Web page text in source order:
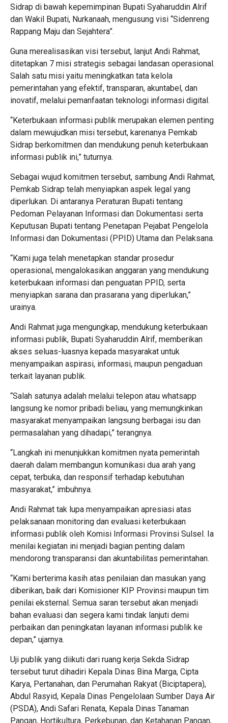
Sidrap di bawah kepemimpinan Bupati Syaharuddin Alrif
dan Wakil Bupati, Nurkanaah, mengusung visi “Sidenreng
Rappang Maju dan Sejahtera”.
Guna merealisasikan visi tersebut, lanjut Andi Rahmat,
ditetapkan 7 misi strategis sebagai landasan operasional.
Salah satu misi yaitu meningkatkan tata kelola
pemerintahan yang efektif, transparan, akuntabel, dan
inovatif, melalui pemanfaatan teknologi informasi digital.
“Keterbukaan informasi publik merupakan elemen penting
dalam mewujudkan misi tersebut, karenanya Pemkab
Sidrap berkomitmen dan mendukung penuh keterbukaan
informasi publik ini,” tuturnya.
Sebagai wujud komitmen tersebut, sambung Andi Rahmat,
Pemkab Sidrap telah menyiapkan aspek legal yang
diperlukan. Di antaranya Peraturan Bupati tentang
Pedoman Pelayanan Informasi dan Dokumentasi serta
Keputusan Bupati tentang Penetapan Pejabat Pengelola
Informasi dan Dokumentasi (PPID) Utama dan Pelaksana.
“Kami juga telah menetapkan standar prosedur
operasional, mengalokasikan anggaran yang mendukung
keterbukaan informasi dan penguatan PPID, serta
menyiapkan sarana dan prasarana yang diperlukan,”
urainya.
Andi Rahmat juga mengungkap, mendukung keterbukaan
informasi publik, Bupati Syaharuddin Alrif, memberikan
akses seluas-luasnya kepada masyarakat untuk
menyampaikan aspirasi, informasi, maupun pengaduan
terkait layanan publik.
“Salah satunya adalah melalui telepon atau whatsapp
langsung ke nomor pribadi beliau, yang memungkinkan
masyarakat menyampaikan langsung berbagai isu dan
permasalahan yang dihadapi,” terangnya.
“Langkah ini menunjukkan komitmen nyata pemerintah
daerah dalam membangun komunikasi dua arah yang
cepat, terbuka, dan responsif terhadap kebutuhan
masyarakat,” imbuhnya.
Andi Rahmat tak lupa menyampaikan apresiasi atas
pelaksanaan monitoring dan evaluasi keterbukaan
informasi publik oleh Komisi Informasi Provinsi Sulsel. Ia
menilai kegiatan ini menjadi bagian penting dalam
mendorong transparansi dan akuntabilitas pemerintahan.
“Kami berterima kasih atas penilaian dan masukan yang
diberikan, baik dari Komisioner KIP Provinsi maupun tim
penilai eksternal. Semua saran tersebut akan menjadi
bahan evaluasi dan segera kami tindak lanjuti demi
perbaikan dan peningkatan layanan informasi publik ke
depan,” ujarnya.
Uji publik yang diikuti dari ruang kerja Sekda Sidrap
tersebut turut dihadiri Kepala Dinas Bina Marga, Cipta
Karya, Pertanahan, dan Perumahan Rakyat (Biciptapera),
Abdul Rasyid, Kepala Dinas Pengelolaan Sumber Daya Air
(PSDA), Andi Safari Renata, Kepala Dinas Tanaman
Pangan, Hortikultura, Perkebunan, dan Ketahanan Pangan,